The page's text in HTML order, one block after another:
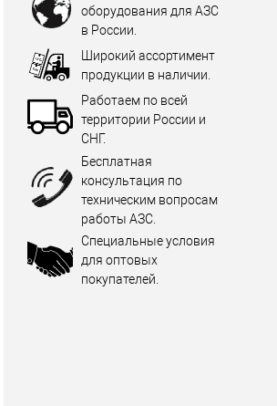
оборудования для АЗС
в России.
Широкий ассортимент
продукции в наличии.
Работаем по всей
территории России и
СНГ.
Бесплатная
консультация по
техническим вопросам
работы АЗС.
Специальные условия
для оптовых
покупателей.